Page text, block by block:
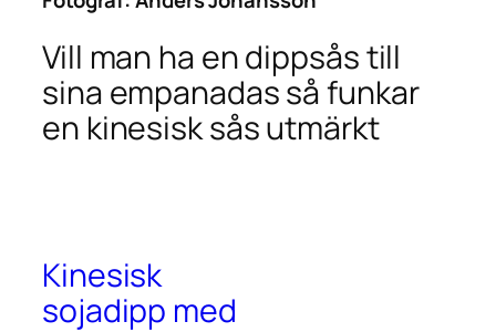
Vill man ha en dippsås till
sina empanadas så funkar
en kinesisk sås utmärkt
Kinesisk
sojadipp med